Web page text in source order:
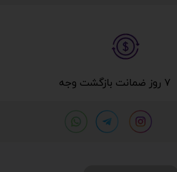
۷ روز ضمانت بازگشت وجه​​​​​​​